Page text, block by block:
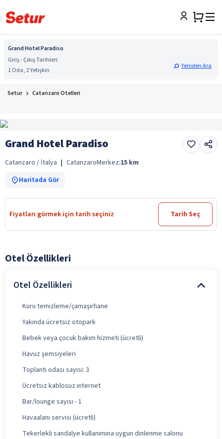
Grand Hotel Paradiso
Giriş - Çıkış Tarihleri
1 Oda, 2 Yetişkin
Yeniden Ara
Setur Catanzaro Otelleri
Grand Hotel Paradiso
Catanzaro / İtalya | CatanzaroMerkez:15 km
Haritada Gör
Fiyatları görmek için tarih seçiniz Tarih Seç
Otel Özellikleri
Otel Özellikleri
Kuru temizleme/çamaşırhane
Yakında ücretsiz otopark
Bebek veya çocuk bakım hizmeti (ücretli)
Havuz şemsiyeleri
Toplantı odası sayısı: 3
Ücretsiz kablosuz internet
Bar/lounge sayısı - 1
Havaalanı servisi (ücretli)
Tekerlekli sandalye kullanımına uygun dinlenme salonu